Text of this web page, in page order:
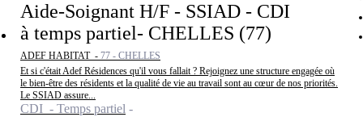
Aide-Soignant H/F - SSIAD - CDI
à temps partiel- CHELLES (77)
ADEF HABITAT - 77 - CHELLES
Et si c'était Adef Résidences qu'il vous fallait ? Rejoignez une structure engagée où
le bien-être des résidents et la qualité de vie au travail sont au cœur de nos priorités.
Le SSIAD assure...
CDI - Temps partiel